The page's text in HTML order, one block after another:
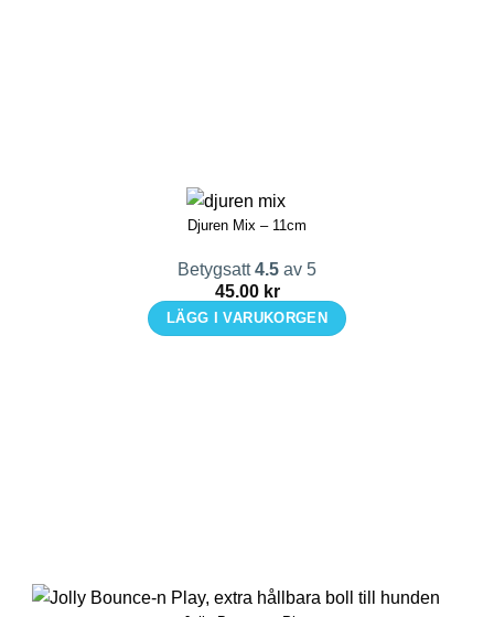
Djuren Mix – 11cm
Betygsatt4.5 av 5
45.00 kr
LÄGG I VARUKORGEN